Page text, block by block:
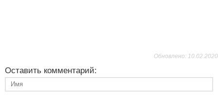
Обновлено: 10.02.2020
Оставить комментарий: